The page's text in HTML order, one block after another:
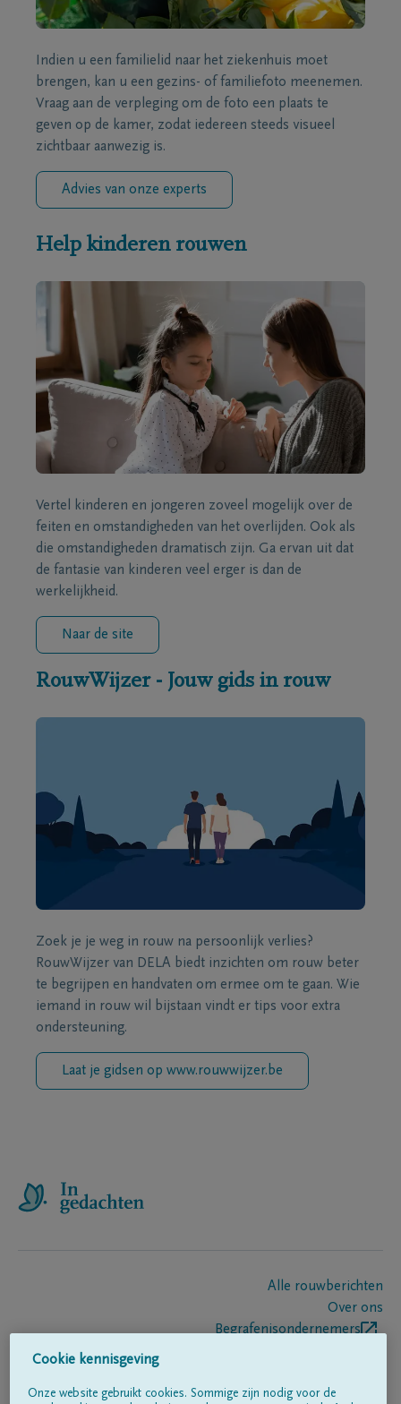
Indien u een familielid naar het ziekenhuis moet
brengen, kan u een gezins- of familiefoto meenemen.
Vraag aan de verpleging om de foto een plaats te
geven op de kamer, zodat iedereen steeds visueel
zichtbaar aanwezig is.
Advies van onze experts
Help kinderen rouwen
Vertel kinderen en jongeren zoveel mogelijk over de
feiten en omstandigheden van het overlijden. Ook als
die omstandigheden dramatisch zijn. Ga ervan uit dat
de fantasie van kinderen veel erger is dan de
werkelijkheid.
Naar de site
RouwWijzer - Jouw gids in rouw
Zoek je je weg in rouw na persoonlijk verlies?
RouwWijzer van DELA biedt inzichten om rouw beter
te begrijpen en handvaten om ermee om te gaan. Wie
iemand in rouw wil bijstaan vindt er tips voor extra
ondersteuning.
Laat je gidsen op www.rouwwijzer.be
Alle rouwberichten
Over ons
Begrafenisondernemers
Cookie kennisgeving
Onze website gebruikt cookies. Sommige zijn nodig voor de